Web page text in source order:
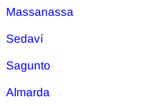
Massanassa
Sedaví
Sagunto
Almarda